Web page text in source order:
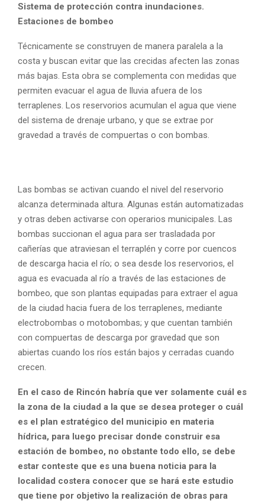
Sistema de protección contra inundaciones.
Estaciones de bombeo
Técnicamente se construyen de manera paralela a la
costa y buscan evitar que las crecidas afecten las zonas
más bajas. Esta obra se complementa con medidas que
permiten evacuar el agua de lluvia afuera de los
terraplenes. Los reservorios acumulan el agua que viene
del sistema de drenaje urbano, y que se extrae por
gravedad a través de compuertas o con bombas.
Las bombas se activan cuando el nivel del reservorio
alcanza determinada altura. Algunas están automatizadas
y otras deben activarse con operarios municipales. Las
bombas succionan el agua para ser trasladada por
cañerías que atraviesan el terraplén y corre por cuencos
de descarga hacia el río; o sea desde los reservorios, el
agua es evacuada al río a través de las estaciones de
bombeo, que son plantas equipadas para extraer el agua
de la ciudad hacia fuera de los terraplenes, mediante
electrobombas o motobombas; y que cuentan también
con compuertas de descarga por gravedad que son
abiertas cuando los ríos están bajos y cerradas cuando
crecen.
En el caso de Rincón habría que ver solamente cuál es
la zona de la ciudad a la que se desea proteger o cuál
es el plan estratégico del municipio en materia
hídrica, para luego precisar donde construir esa
estación de bombeo, no obstante todo ello, se debe
estar conteste que es una buena noticia para la
localidad costera conocer que se hará este estudio
que tiene por objetivo la realización de obras para